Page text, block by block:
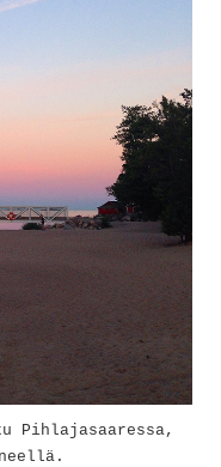
Pihlajasaaressa,